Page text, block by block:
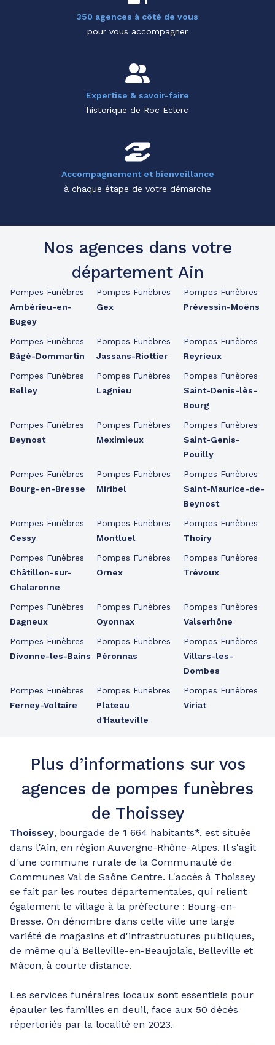
350 agences à côté de vous
pour vous accompagner
Expertise & savoir-faire
historique de Roc Eclerc
Accompagnement et bienveillance
à chaque étape de votre démarche
Nos agences dans votre
département Ain
Pompes Funèbres
Ambérieu-en-
Bugey
Pompes Funèbres
Bâgé-Dommartin
Pompes Funèbres
Belley
Pompes Funèbres
Beynost
Pompes Funèbres
Bourg-en-Bresse
Pompes Funèbres
Cessy
Pompes Funèbres
Châtillon-sur-
Chalaronne
Pompes Funèbres
Dagneux
Pompes Funèbres
Divonne-les-Bains
Pompes Funèbres
Ferney-Voltaire
Pompes Funèbres
Gex
Pompes Funèbres
Jassans-Riottier
Pompes Funèbres
Lagnieu
Pompes Funèbres
Meximieux
Pompes Funèbres
Miribel
Pompes Funèbres
Montluel
Pompes Funèbres
Ornex
Pompes Funèbres
Oyonnax
Pompes Funèbres
Péronnas
Pompes Funèbres
Plateau
d'Hauteville
Pompes Funèbres
Prévessin-Moëns
Pompes Funèbres
Reyrieux
Pompes Funèbres
Saint-Denis-lès-
Bourg
Pompes Funèbres
Saint-Genis-
Pouilly
Pompes Funèbres
Saint-Maurice-de-
Beynost
Pompes Funèbres
Thoiry
Pompes Funèbres
Trévoux
Pompes Funèbres
Valserhône
Pompes Funèbres
Villars-les-
Dombes
Pompes Funèbres
Viriat
Plus d’informations sur vos
agences de pompes funèbres
de Thoissey
Thoissey, bourgade de 1 664 habitants*, est située
dans l'Ain, en région Auvergne-Rhône-Alpes. Il s'agit
d'une commune rurale de la Communauté de
Communes Val de Saône Centre. L'accès à Thoissey
se fait par les routes départementales, qui relient
également le village à la préfecture : Bourg-en-
Bresse. On dénombre dans cette ville une large
variété de magasins et d'infrastructures publiques,
de même qu'à Belleville-en-Beaujolais, Belleville et
Mâcon, à courte distance.
Les services funéraires locaux sont essentiels pour
épauler les familles en deuil, face aux 50 décès
répertoriés par la localité en 2023.